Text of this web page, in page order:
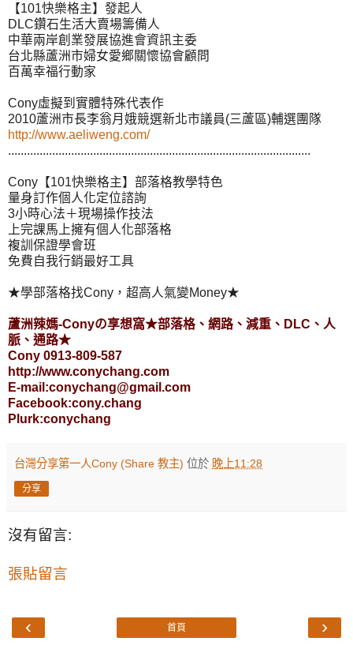
【101快樂格主】發起人
DLC鑽石生活大賣場籌備人
中華兩岸創業發展協進會資訊主委
台北縣蘆洲市婦女愛鄉關懷協會顧問
百萬幸福行動家
Cony虛擬到實體特殊代表作
2010蘆洲市長李翁月娥競選新北市議員(三蘆區)輔選團隊
http://www.aeliweng.com/
................................................................................................
Cony【101快樂格主】部落格教學特色
量身訂作個人化定位諮詢
3小時心法＋現場操作技法
上完課馬上擁有個人化部落格
複訓保證學會班
免費自我行銷最好工具
★學部落格找Cony，超高人氣變Money★
蘆洲辣媽-Conyの享想窩★部落格、網路、減重、DLC、人
脈、通路★
Cony 0913-809-587
http://www.conychang.com
E-mail:conychang@gmail.com
Facebook:cony.chang
Plurk:conychang
台灣分享第一人Cony (Share 教主) 位於 晚上11:28
分享
沒有留言:
張貼留言
‹ ›
首頁